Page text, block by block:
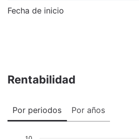
Fecha de inicio
Rentabilidad
Por periodos Por años